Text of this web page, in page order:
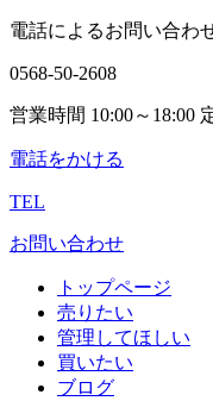
電話によるお問い合わ
0568-50-2608
営業時間 10:00～18:00
電話をかける
TEL
お問い合わせ
トップページ
売りたい
管理してほしい
買いたい
ブログ